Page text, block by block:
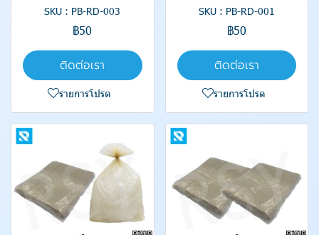
SKU : PB-RD-003
฿50
ติดต่อเรา
รายการโปรด
SKU : PB-RD-001
฿50
ติดต่อเรา
รายการโปรด